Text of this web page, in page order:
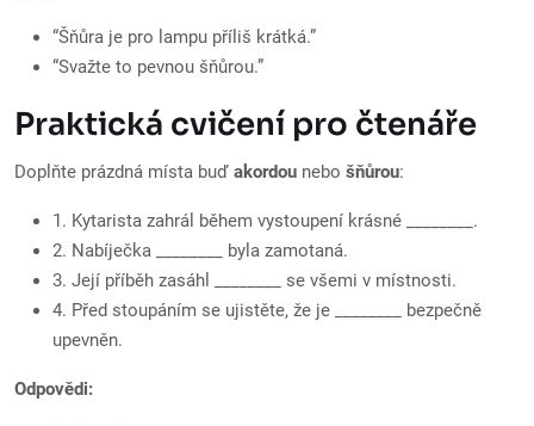
“Šňůra je pro lampu příliš krátká.”
“Svažte to pevnou šňůrou.”
Praktická cvičení pro čtenáře
Doplňte prázdná místa buď akordou nebo šňůrou:
1. Kytarista zahrál během vystoupení krásné ________.
2. Nabíječka ________ byla zamotaná.
3. Její příběh zasáhl ________ se všemi v místnosti.
4. Před stoupáním se ujistěte, že je ________ bezpečně
upevněn.
Odpovědi: